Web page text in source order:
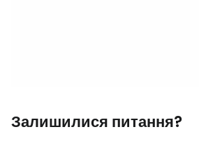
Залишилися питання?